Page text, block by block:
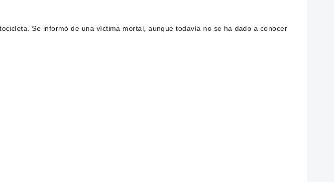
Se informó de una víctima mortal, aunque todavía no se ha dado a conocer